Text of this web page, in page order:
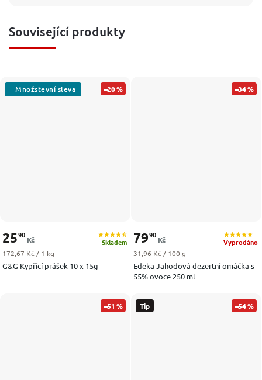
Související produkty
–20 %
G&G Kypřící prášek 10 x 15g
Skladem
2590
Kč
Měrná cena:
172,67 Kč / 1 kg
–34 %
Edeka Jahodová dezertní omáčka s
55% ovoce 250 ml
Vyprodáno
7990
Kč
Měrná cena:
31,96 Kč / 100 g
–51 % Tip –54 %